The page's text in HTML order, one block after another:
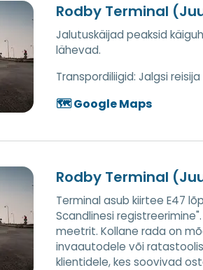
Rodby Terminal
Jalutuskäijad peaksid
lähevad.
Transpordiliigid: Jalgsi reisija
🗺️ Google Maps
Rodby Terminal
Terminal asub kiirtee E47
Scandlinesi
meetrit. Kollane rada on
invaautodele või
klientidele, kes soovivad